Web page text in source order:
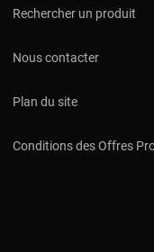
Rechercher un produit
Nous contacter
Plan du site
Conditions des Offres